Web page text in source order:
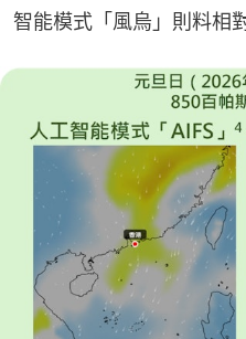
智能模式「風烏」則料相